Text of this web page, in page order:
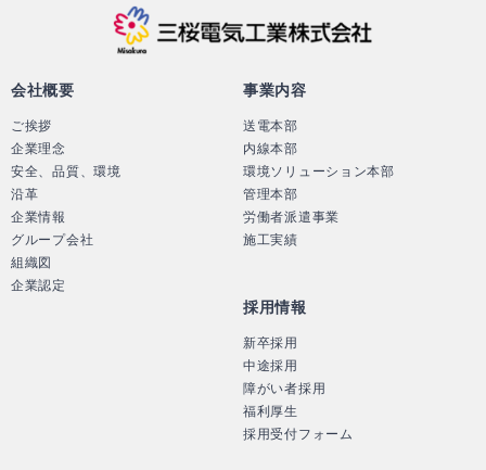
会社概要
ご挨拶
企業理念
安全、品質、環境
沿革
企業情報
グループ会社
組織図
企業認定
事業内容
送電本部
内線本部
環境ソリューション本部
管理本部
労働者派遣事業
施工実績
採用情報
新卒採用
中途採用
障がい者採用
福利厚生
採用受付フォーム